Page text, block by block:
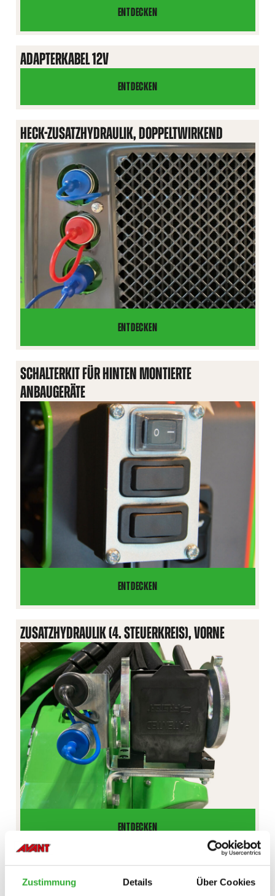
Zustimmung Details Über Cookies
ENTDECKEN
ADAPTERKABEL
FÜR
ADAPTERKABEL 12V
ENTDECKEN
ADAPTERKABEL
12V
HECK-ZUSATZHYDRAULIK, DOPPELTWIRKEND
ENTDECKEN
HECK-
ZUSATZHYDRAULIK,
DOPPELTWIRKEND
SCHALTERKIT FÜR HINTEN MONTIERTE
ANBAUGERÄTE
ENTDECKEN
SCHALTERKIT
FÜR
HINTEN
MONTIERTE
ANBAUGERÄTE
ZUSATZHYDRAULIK (4. STEUERKREIS), VORNE
ENTDECKEN
ZUSATZHYDRAULIK
STEUERKREIS),
VORNE
TRAKTIONSKONTROLLE